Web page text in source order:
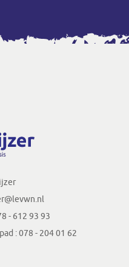
- 612 93 93
:078 - 204 01 62